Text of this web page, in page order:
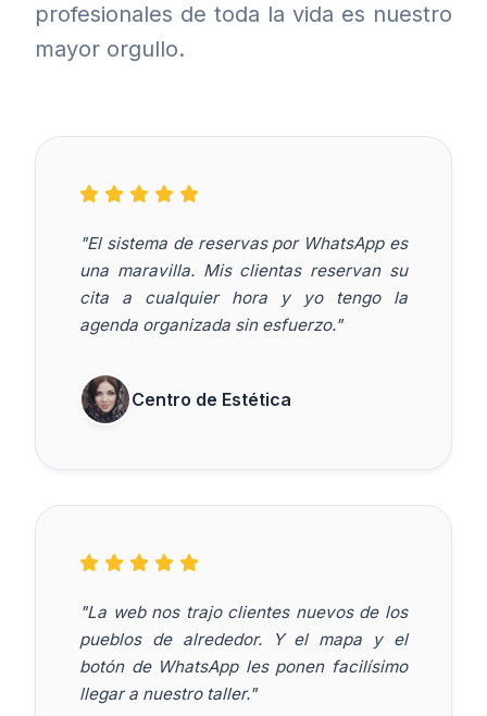
profesionales de toda la vida es nuestro
mayor orgullo.
"El sistema de reservas por WhatsApp es
una maravilla. Mis clientas reservan su
cita a cualquier hora y yo tengo la
agenda organizada sin esfuerzo."
Centro de Estética
"La web nos trajo clientes nuevos de los
pueblos de alrededor. Y el mapa y el
botón de WhatsApp les ponen facilísimo
llegar a nuestro taller."